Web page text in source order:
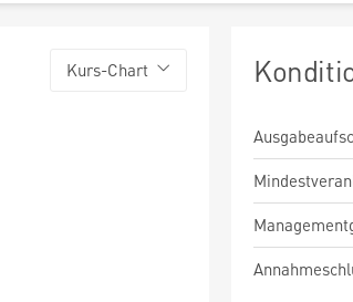
Kurs-Chart